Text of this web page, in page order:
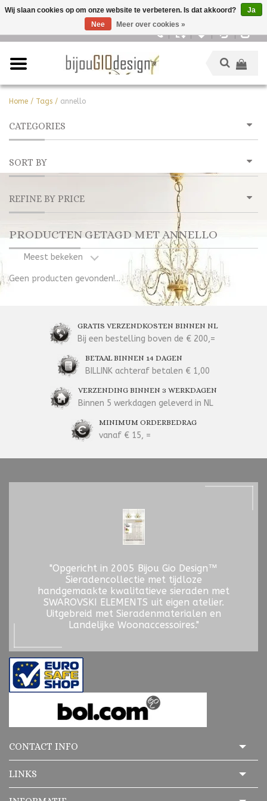
Home / Tags / annello
CATEGORIES
SORT BY
REFINE BY PRICE
PRODUCTEN GETAGD MET ANNELLO
Meest bekeken
Geen producten gevonden!...
GRATIS VERZENDKOSTEN BINNEN NL
Bij een bestelling boven de € 200,=
BETAAL BINNEN 14 DAGEN
BILLINK achteraf betalen € 1,00
VERZENDING BINNEN 3 WERKDAGEN
Binnen 5 werkdagen geleverd in NL
MINIMUM ORDERBEDRAG
vanaf € 15, =
"Opgericht in 2005 Bijou Gio Design™
Sieradencollectie met tijdloze
handgemaakte kwalitatieve sieraden met
SWAROVSKI ELEMENTS uit eigen atelier.
Uitgebreid met Sieradenmaterialen en
Landelijke Woonaccessoires."
CONTACT INFO
LINKS
Wij slaan cookies op om onze website te verbeteren. Is dat akkoord?
Ja
Nee
Meer over cookies »